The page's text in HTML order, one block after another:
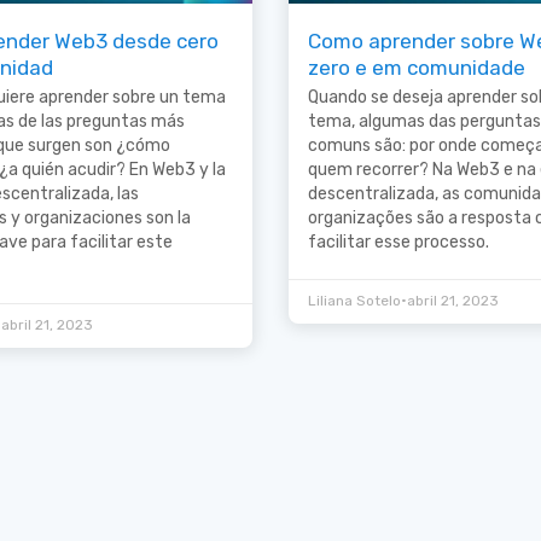
Web3 desde cero
aprender sobre un tema
de las preguntas más
surgen son ¿cómo
quién acudir? En Web3 y la
las
y organizaciones son la
para facilitar este
abril 21, 2023
Como aprender sobre
zero e em comunidade
Quando se deseja aprender
tema, algumas das
comuns são: por onde
quem recorrer? Na Web3 e
descentralizada, as
organizações são a resposta
facilitar esse processo.
Liliana Sotelo•abril 21, 2023